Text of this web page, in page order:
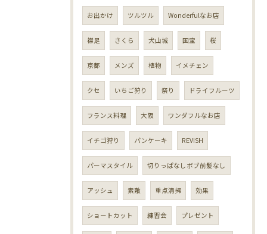
お出かけ ツルツル Wonderfulなお店
襟足 さくら 犬山城 国宝 桜
京都 メンズ 植物 イメチェン
クセ いちご狩り 祭り ドライフルーツ
フランス料理 大阪 ワンダフルなお店
イチゴ狩り パンケーキ REVISH
パーマスタイル 切りっぱなしボブ前髪なし
アッシュ 素敵 重点清掃 効果
ショートカット 練習会 プレゼント